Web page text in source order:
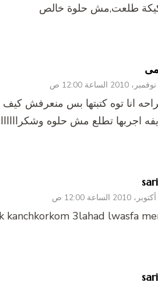
طلعت,مش حلوة خالص
انا توه كتبتها بس منعرفش كيف
اجربها تطلع مش حلوه
kanchkorkom 3lahad lwasfa